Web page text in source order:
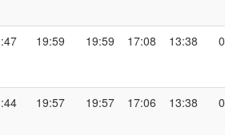
13:38
17:08
19:59
19:59
21:47
13:38
17:06
19:57
19:57
21:44